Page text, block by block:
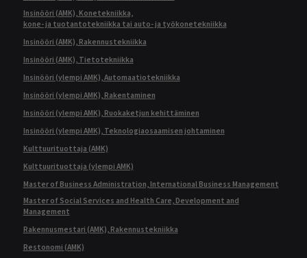
Insinööri (AMK), Konetekniikka,
kone- ja tuotantotekniikka tai auto- ja työkonetekniikka
Insinööri (AMK), Rakennustekniikka
Insinööri (AMK), Tietotekniikka
Insinööri (ylempi AMK), Automaatiotekniikka
Insinööri (ylempi AMK), Rakentaminen
Insinööri (ylempi AMK), Ruokaketjun kehittäminen
Insinööri (ylempi AMK), Teknologiaosaamisen johtaminen
Kulttuurituottaja (AMK)
Kulttuurituottaja (ylempi AMK)
Master of Business Administration, International Business Management
Master of Social Services and Health Care, Development and
Management
Rakennusmestari (AMK), Rakennustekniikka
Restonomi (AMK)